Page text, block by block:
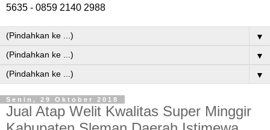
5635 - 0859 2140 2988
▼
▼
▼
Senin, 29 Oktober 2018
Jual Atap Welit Kwalitas Super Minggir